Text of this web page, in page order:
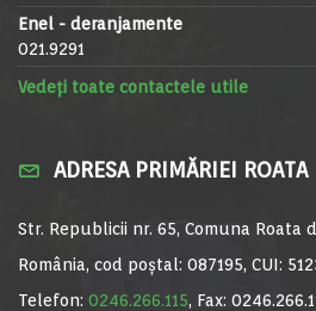
Enel - deranjamente
021.9291
Vedeți toate contactele utile
ADRESA PRIMĂRIEI ROATA
Str. Republicii nr. 65, Comuna Roata
România, cod poștal: 087195, CUI:
Telefon: 0246.266.115, Fax: